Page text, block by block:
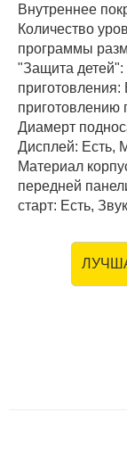
Внутреннее
Количество
программы
"Защита детей":
приготовлению
Диамерт
Дисплей: Есть,
Материал
передней
старт: Есть,